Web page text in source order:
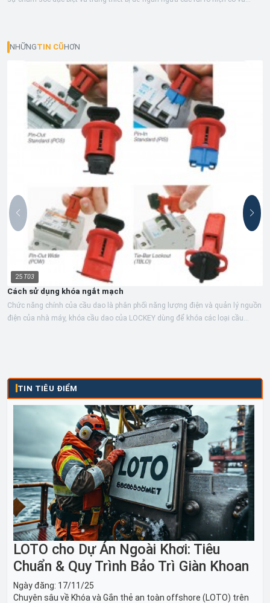
NHỮNGTIN CŨHƠN
25 T03
Cách sử dụng khóa ngắt mạch
Chức năng chính của cầu dao là phân phối năng lượng điện và quản lý nguồn
điện của nhà máy, khóa cầu dao của LOCKEY dùng để khóa các loại cầu
TIN TIÊU ĐIỂM
LOTO cho Dự Án Ngoài Khơi: Tiêu
Chuẩn & Quy Trình Bảo Trì Giàn Khoan
Ngày đăng: 17/11/25
Chuyên sâu về Khóa và Gắn thẻ an toàn offshore (LOTO) trên